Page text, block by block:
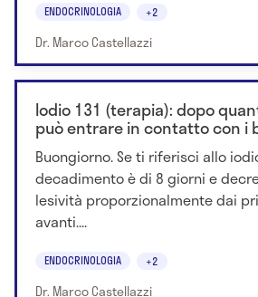
ENDOCRINOLOGIA +2
Dr. Marco Castellazzi
Iodio 131 (terapia): dopo
può entrare in contatto con i
Buongiorno. Se ti riferisci allo
decadimento è di 8 giorni e
lesività proporzionalmente dai
avanti....
ENDOCRINOLOGIA +2
Dr. Marco Castellazzi